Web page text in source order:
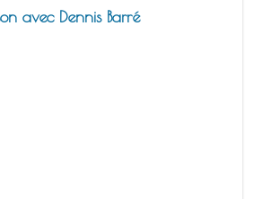
avec Dennis Barré